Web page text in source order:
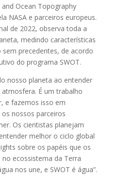
Ocean Topography
NASA e parceiros europeus.
de 2022, observa toda a
medindo características
precedentes, de acordo
do programa SWOT.
nosso planeta ao entender
É um trabalho
e fazemos isso em
nossos parceiros
Os cientistas planejam
melhor o ciclo global
sobre os papéis que os
ecossistema da Terra
nos une, e SWOT é água”.